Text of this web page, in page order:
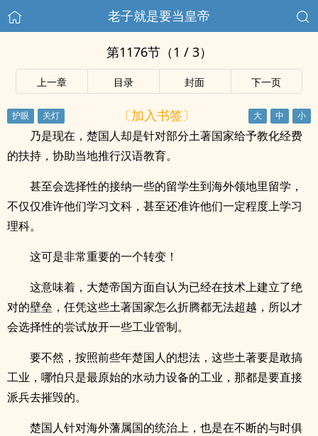
老子就是要当皇帝
第1176节（1 / 3）
上一章 目录 封面 下一页
〔加入书签〕
乃是现在，楚国人却是针对部分土著国家给予教化经费
的扶持，协助当地推行汉语教育。
甚至会选择性的接纳一些的留学生到海外领地里留学，
不仅仅准许他们学习文科，甚至还准许他们一定程度上学习
理科。
这可是非常重要的一个转变！
这意味着，大楚帝国方面自认为已经在技术上建立了绝
对的壁垒，任凭这些土著国家怎么折腾都无法超越，所以才
会选择性的尝试放开一些工业管制。
要不然，按照前些年楚国人的想法，这些土著要是敢搞
工业，哪怕只是最原始的水动力设备的工业，那都是要直接
派兵去摧毁的。
楚国人针对海外藩属国的统治上，也是在不断的与时俱